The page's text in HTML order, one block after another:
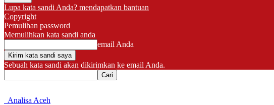
Lupa kata sandi Anda? mendapatkan bantuan
Copyright
Pemulihan password
Memulihkan kata sandi anda
email Anda
Sebuah kata sandi akan dikirimkan ke email Anda.
Analisa Aceh